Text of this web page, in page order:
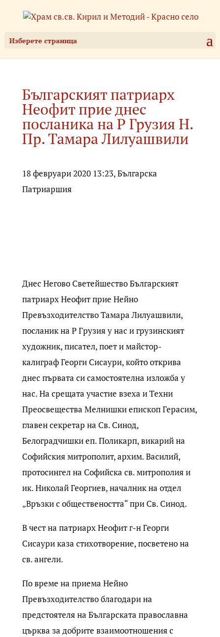
Изберете страница
Българският патриарх
Неофит прие днес
посланика на Р Грузия Н.
Пр. Тамара Лилуашвили
18 февруари 2020 13:23, Българска
Патриаршия
Днес Негово Светейшество Българският
патриарх Неофит прие Нейно
Превъзходителство Тамара Лилуашвили,
посланик на Р Грузия у нас и грузинският
художник, писател, поет и майстор-
калиграф Георги Сисаури, който открива
днес първата си самостоятелна изложба у
нас. На срещата участие взеха и Техни
Преосвещества Мелнишки епископ Герасим,
главен секретар на Св. Синод,
Белоградчишки еп. Поликарп, викарий на
Софийския митрополит, архим. Василий,
протосингел на Софийска св. митрополия и
ик. Николай Георгиев, началник на отдел
„Връзки с обществеността“ при Св. Синод.
В чест на патриарх Неофит г-н Георги
Сисаури каза стихотворение, посветено на
св. ангели.
По време на приема Нейно
Превъзходителство благодари на
предстоятеля на Българската православна
църква за добрите взаимоотношения с